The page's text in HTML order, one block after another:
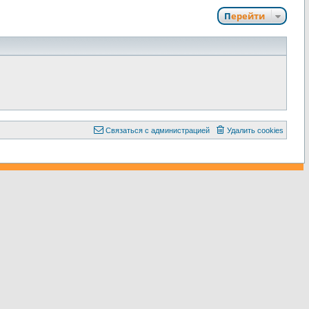
Перейти
Удалить cookies
Связаться с администрацией